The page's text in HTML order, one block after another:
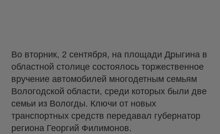
Во вторник, 2 сентября, на площади Дрыгина в
областной столице состоялось торжественное
вручение автомобилей многодетным семьям
Вологодской области, среди которых были две
семьи из Вологды. Ключи от новых
транспортных средств передавал губернатор
региона Георгий Филимонов.